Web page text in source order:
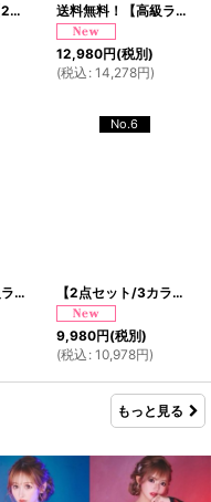
【高級ライン】【2カラー/2点セット】総レース ロングテール 和柄 豪華 帯 花魁 着物 ドレス コスプレ ハロウィン キャバドレス 送料無料！【高級ライン】【2点セット】ワンショル モノトーン シフォン レース アシンメトリー 花柄 スリット 豪華 帯 花魁 着物 ドレス コスプレ ハロウィン キャバドレス
12,980円(税別)
(税込 : 14,278円)
送料無料！【高級ライン】【2点セット/2カラー】艶花 アシンメトリー 和柄 花柄 豪華 帯 花魁 着物 ドレス コスプレ イベント ハロウィン
No.6
【2点セット/3カラー】花霞 ジャガード フリル ミニ 豪華 帯 リボン 花魁 着物 ドレス コスプレ イベント ハロウィン
9,980円(税別)
(税込 : 10,978円)
もっと見る